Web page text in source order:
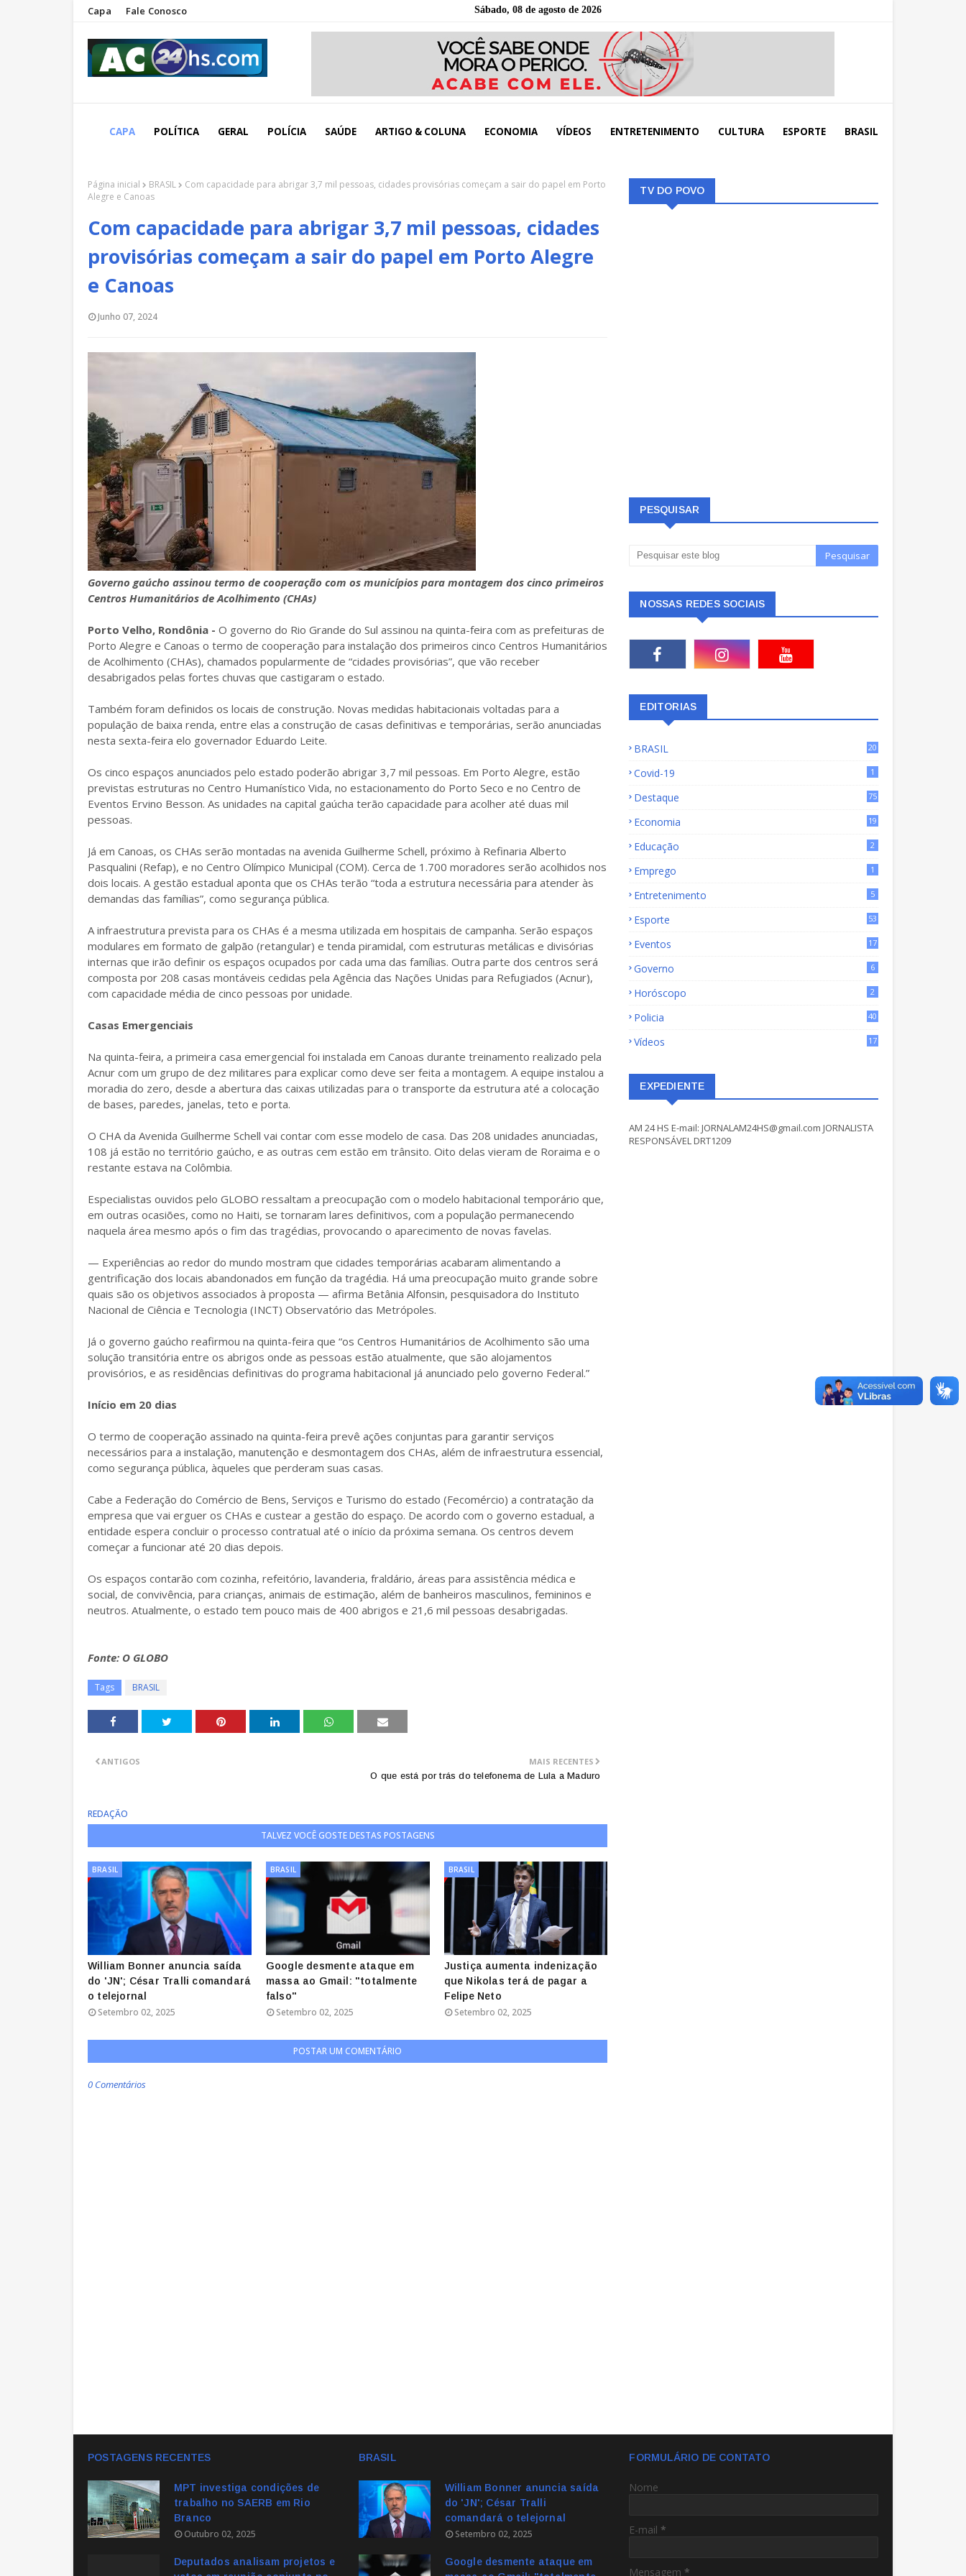
Capa Fale Conosco Sábado, 08 de agosto de 2026
CAPA POLÍTICA GERAL POLÍCIA SAÚDE ARTIGO & COLUNA ECONOMIA VÍDEOS ENTRETENIMENTO CULTURA ESPORTE BRASIL
Página inicial BRASIL
Com capacidade para abrigar 3,7 mil pessoas, cidades provisórias começam a sair do papel em Porto
Alegre e Canoas
Com capacidade para abrigar 3,7 mil pessoas, cidades
provisórias começam a sair do papel em Porto Alegre
e Canoas
Junho 07, 2024
Governo gaúcho assinou termo de cooperação com os municípios para montagem dos cinco primeiros
Centros Humanitários de Acolhimento (CHAs)
Porto Velho, Rondônia - O governo do Rio Grande do Sul assinou na quinta-feira com as prefeituras de
Porto Alegre e Canoas o termo de cooperação para instalação dos primeiros cinco Centros Humanitários
de Acolhimento (CHAs), chamados popularmente de “cidades provisórias”, que vão receber
desabrigados pelas fortes chuvas que castigaram o estado.
Também foram definidos os locais de construção. Novas medidas habitacionais voltadas para a
população de baixa renda, entre elas a construção de casas definitivas e temporárias, serão anunciadas
nesta sexta-feira elo governador Eduardo Leite.
Os cinco espaços anunciados pelo estado poderão abrigar 3,7 mil pessoas. Em Porto Alegre, estão
previstas estruturas no Centro Humanístico Vida, no estacionamento do Porto Seco e no Centro de
Eventos Ervino Besson. As unidades na capital gaúcha terão capacidade para acolher até duas mil
pessoas.
Já em Canoas, os CHAs serão montadas na avenida Guilherme Schell, próximo à Refinaria Alberto
Pasqualini (Refap), e no Centro Olímpico Municipal (COM). Cerca de 1.700 moradores serão acolhidos nos
dois locais. A gestão estadual aponta que os CHAs terão “toda a estrutura necessária para atender às
demandas das famílias”, como segurança pública.
A infraestrutura prevista para os CHAs é a mesma utilizada em hospitais de campanha. Serão espaços
modulares em formato de galpão (retangular) e tenda piramidal, com estruturas metálicas e divisórias
internas que irão definir os espaços ocupados por cada uma das famílias. Outra parte dos centros será
composta por 208 casas montáveis cedidas pela Agência das Nações Unidas para Refugiados (Acnur),
com capacidade média de cinco pessoas por unidade.
Casas Emergenciais
Na quinta-feira, a primeira casa emergencial foi instalada em Canoas durante treinamento realizado pela
Acnur com um grupo de dez militares para explicar como deve ser feita a montagem. A equipe instalou a
moradia do zero, desde a abertura das caixas utilizadas para o transporte da estrutura até a colocação
de bases, paredes, janelas, teto e porta.
O CHA da Avenida Guilherme Schell vai contar com esse modelo de casa. Das 208 unidades anunciadas,
108 já estão no território gaúcho, e as outras cem estão em trânsito. Oito delas vieram de Roraima e o
restante estava na Colômbia.
Especialistas ouvidos pelo GLOBO ressaltam a preocupação com o modelo habitacional temporário que,
em outras ocasiões, como no Haiti, se tornaram lares definitivos, com a população permanecendo
naquela área mesmo após o fim das tragédias, provocando o aparecimento de novas favelas.
— Experiências ao redor do mundo mostram que cidades temporárias acabaram alimentando a
gentrificação dos locais abandonados em função da tragédia. Há uma preocupação muito grande sobre
quais são os objetivos associados à proposta — afirma Betânia Alfonsin, pesquisadora do Instituto
Nacional de Ciência e Tecnologia (INCT) Observatório das Metrópoles.
Já o governo gaúcho reafirmou na quinta-feira que “os Centros Humanitários de Acolhimento são uma
solução transitória entre os abrigos onde as pessoas estão atualmente, que são alojamentos
provisórios, e as residências definitivas do programa habitacional já anunciado pelo governo Federal.”
Início em 20 dias
O termo de cooperação assinado na quinta-feira prevê ações conjuntas para garantir serviços
necessários para a instalação, manutenção e desmontagem dos CHAs, além de infraestrutura essencial,
como segurança pública, àqueles que perderam suas casas.
Cabe a Federação do Comércio de Bens, Serviços e Turismo do estado (Fecomércio) a contratação da
empresa que vai erguer os CHAs e custear a gestão do espaço. De acordo com o governo estadual, a
entidade espera concluir o processo contratual até o início da próxima semana. Os centros devem
começar a funcionar até 20 dias depois.
Os espaços contarão com cozinha, refeitório, lavanderia, fraldário, áreas para assistência médica e
social, de convivência, para crianças, animais de estimação, além de banheiros masculinos, femininos e
neutros. Atualmente, o estado tem pouco mais de 400 abrigos e 21,6 mil pessoas desabrigadas.
Fonte: O GLOBO
Tags BRASIL
MAIS RECENTES
O que está por trás do telefonema de Lula a Maduro
ANTIGOS
REDAÇÃO
TALVEZ VOCÊ GOSTE DESTAS POSTAGENS
BRASIL
William Bonner anuncia saída
do 'JN'; César Tralli comandará
o telejornal
Setembro 02, 2025
BRASIL
Google desmente ataque em
massa ao Gmail: "totalmente
falso"
Setembro 02, 2025
BRASIL
Justiça aumenta indenização
que Nikolas terá de pagar a
Felipe Neto
Setembro 02, 2025
POSTAR UM COMENTÁRIO
0 Comentários
TV DO POVO
PESQUISAR
NOSSAS REDES SOCIAIS
EDITORIAS
BRASIL
20
Covid-19 1
Destaque
75
Economia
19
Educação 2
Emprego 1
Entretenimento 5
Esporte 53
Eventos 17
Governo 6
Horóscopo 2
Policia 40
Vídeos 17
EXPEDIENTE
AM 24 HS E-mail: JORNALAM24HS@gmail.com JORNALISTA
RESPONSÁVEL DRT1209
POSTAGENS RECENTES
MPT investiga condições de
trabalho no SAERB em Rio
Branco
Outubro 02, 2025
Deputados analisam projetos e
BRASIL
William Bonner anuncia saída
do 'JN'; César Tralli
comandará o telejornal
Setembro 02, 2025
Google desmente ataque em
FORMULÁRIO DE CONTATO
Nome
E-mail *
Mensagem *